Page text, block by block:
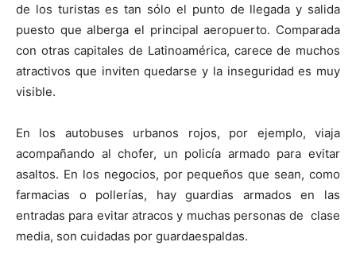
de los turistas es tan sólo el punto de llegada y salida
puesto que alberga el principal aeropuerto. Comparada
con otras capitales de Latinoamérica, carece de muchos
atractivos que inviten quedarse y la inseguridad es muy
visible.
En los autobuses urbanos rojos, por ejemplo, viaja
acompañando al chofer, un policía armado para evitar
asaltos. En los negocios, por pequeños que sean, como
farmacias o pollerías, hay guardias armados en las
entradas para evitar atracos y muchas personas de clase
media, son cuidadas por guardaespaldas.